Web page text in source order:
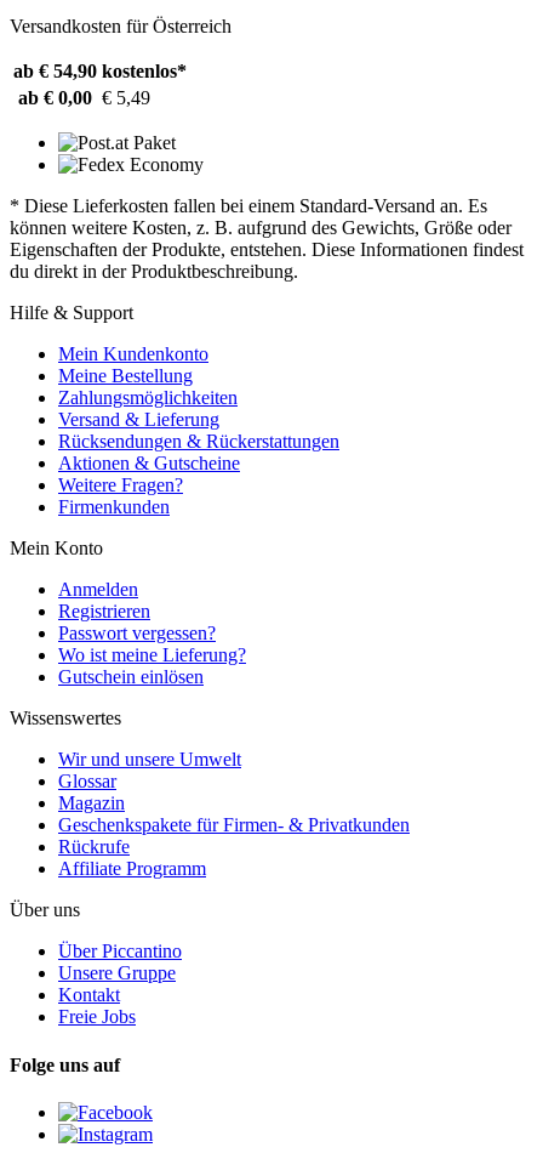
Versandkosten für Österreich
ab € 54,90 kostenlos*
ab € 0,00 € 5,49
* Diese Lieferkosten fallen bei einem Standard-Versand an. Es
können weitere Kosten, z. B. aufgrund des Gewichts, Größe oder
Eigenschaften der Produkte, entstehen. Diese Informationen findest
du direkt in der Produktbeschreibung.
Hilfe & Support
Mein Kundenkonto
Meine Bestellung
Zahlungsmöglichkeiten
Versand & Lieferung
Rücksendungen & Rückerstattungen
Aktionen & Gutscheine
Weitere Fragen?
Firmenkunden
Mein Konto
Anmelden
Registrieren
Passwort vergessen?
Wo ist meine Lieferung?
Gutschein einlösen
Wissenswertes
Wir und unsere Umwelt
Glossar
Magazin
Geschenkspakete für Firmen- & Privatkunden
Rückrufe
Affiliate Programm
Über uns
Über Piccantino
Unsere Gruppe
Kontakt
Freie Jobs
Folge uns auf